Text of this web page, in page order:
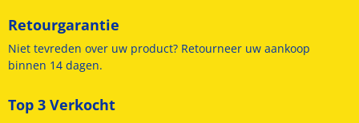
Retourgarantie
Niet tevreden over uw product? Retourneer uw aankoop
binnen 14 dagen.
Top 3 Verkocht